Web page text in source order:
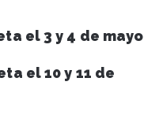
el 3 y 4 de mayo
el 10 y 11 de